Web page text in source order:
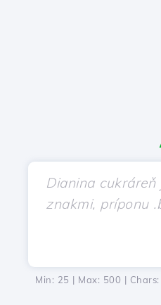
Min: 25 | Max: 500 | Chars: